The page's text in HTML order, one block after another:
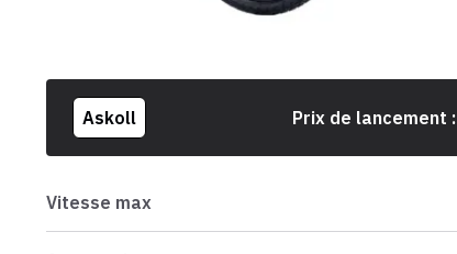
Askoll Prix de lancement :
Vitesse max